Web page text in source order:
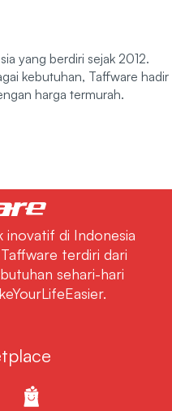
yang berdiri sejak 2012.
kebutuhan, Taffware hadir
harga termurah.
inovatif di Indonesia
terdiri dari
sehari-hari